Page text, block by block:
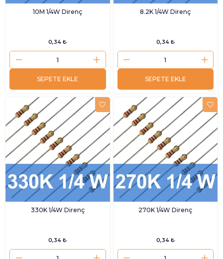
10M 1/4W Direnç
0,34 ₺
SEPETE EKLE
8.2K 1/4W Direnç
0,34 ₺
SEPETE EKLE
330K 1/4W Direnç
0,34 ₺
270K 1/4W Direnç
0,34 ₺